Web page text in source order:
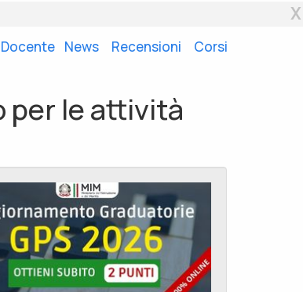
X
News Recensioni Corsi
per le attività